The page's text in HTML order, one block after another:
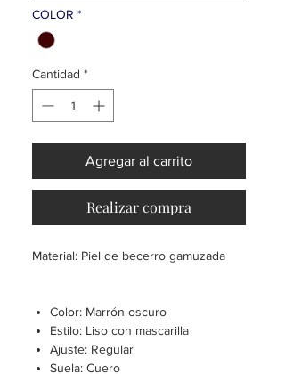
COLOR *
Cantidad *
Agregar al carrito
Realizar compra
Material: Piel de becerro gamuzada
Color: Marrón oscuro
Estilo: Liso con mascarilla
Ajuste: Regular
Suela: Cuero